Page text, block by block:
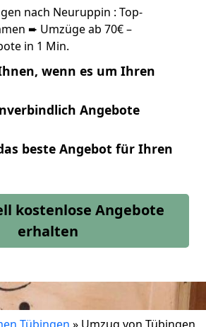
nach Neuruppin : Top-
➨ Umzüge ab 70€ –
in 1 Min.
wenn es um Ihren
Angebote
beste Angebot für Ihren
kostenlose Angebote
erhalten